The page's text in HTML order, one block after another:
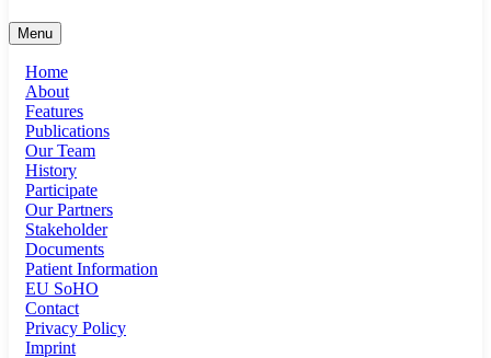
Menu
Home
About
Features
Publications
Our Team
History
Participate
Our Partners
Stakeholder
Documents
Patient Information
EU SoHO
Contact
Privacy Policy
Imprint